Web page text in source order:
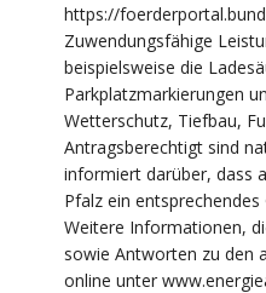
https://
Zuwendungsfähige
beispielsweise die
Parkplatzmarkierungen
Wetterschutz, Tiefbau,
Antragsberechtigt sind
informiert darüber, dass
Pfalz ein
Weitere Informationen,
sowie Antworten zu den
online unter